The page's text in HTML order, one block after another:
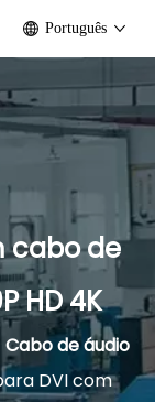
Português
cabo de
HD 4K
Cabo de áudio
DVI com